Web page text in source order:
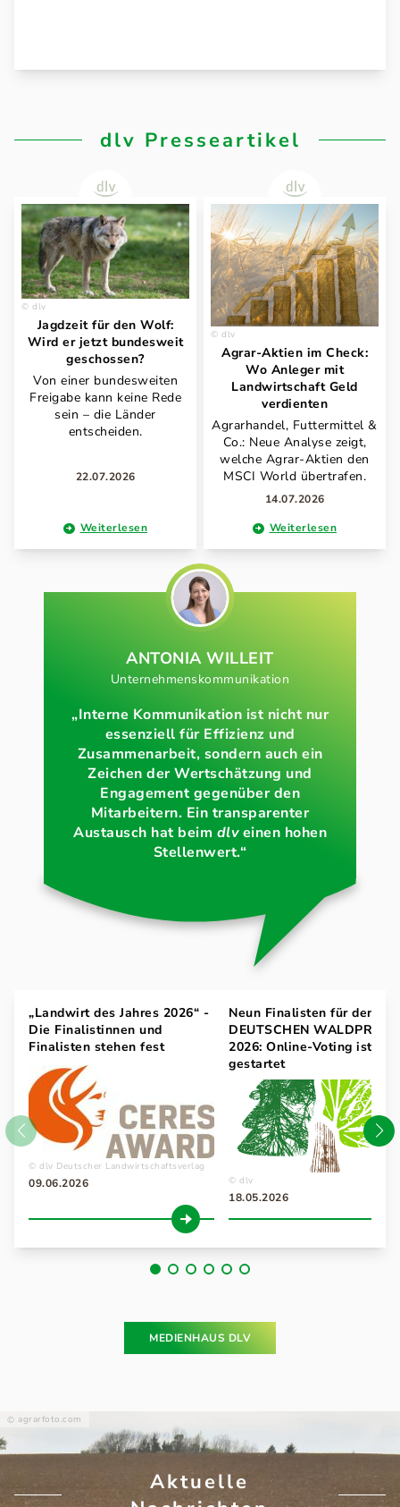
dlv Presseartikel
dlv
Jagdzeit für den Wolf:
Wird er jetzt bundesweit
geschossen?
Von einer bundesweiten
Freigabe kann keine Rede
sein – die Länder
entscheiden.
22.07.2026
Weiterlesen
dlv
Agrar-Aktien im Check:
Wo Anleger mit
Landwirtschaft Geld
verdienten
Agrarhandel, Futtermittel &
Co.: Neue Analyse zeigt,
welche Agrar-Aktien den
MSCI World übertrafen.
14.07.2026
Weiterlesen
ANTONIA WILLEIT
Unternehmenskommunikation
„Interne Kommunikation ist nicht nur
essenziell für Effizienz und
Zusammenarbeit, sondern auch ein
Zeichen der Wertschätzung und
Engagement gegenüber den
Mitarbeitern. Ein transparenter
Austausch hat beim dlveinen hohen
Stellenwert.“
„Landwirt des Jahres 2026“ -
Die Finalistinnen und
Finalisten stehen fest
dlv Deutscher Landwirtschaftsverlag
09.06.2026
Neun Finalisten für den
DEUTSCHEN WALDPREIS
2026: Online-Voting ist
gestartet
dlv
18.05.2026
MEDIENHAUS DLV
agrarfoto.com
Aktuelle